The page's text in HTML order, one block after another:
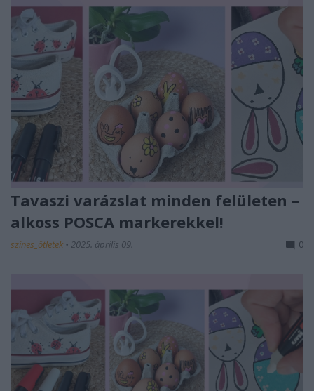
Tavaszi varázslat minden felületen –
alkoss POSCA markerekkel!
színes_ötletek • 2025. április 09. 0